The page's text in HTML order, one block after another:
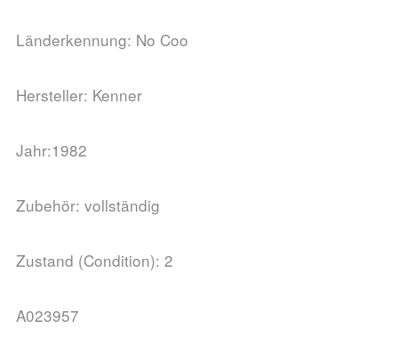
Länderkennung: No Coo
Hersteller: Kenner
Jahr:1982
Zubehör: vollständig
Zustand (Condition): 2
A023957